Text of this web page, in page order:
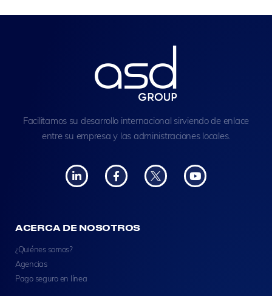
Facilitamos su desarrollo internacional sirviendo de enlace
entre su empresa y las administraciones locales.
ACERCA DE NOSOTROS
¿Quiénes somos?
Agencias
Pago seguro en línea